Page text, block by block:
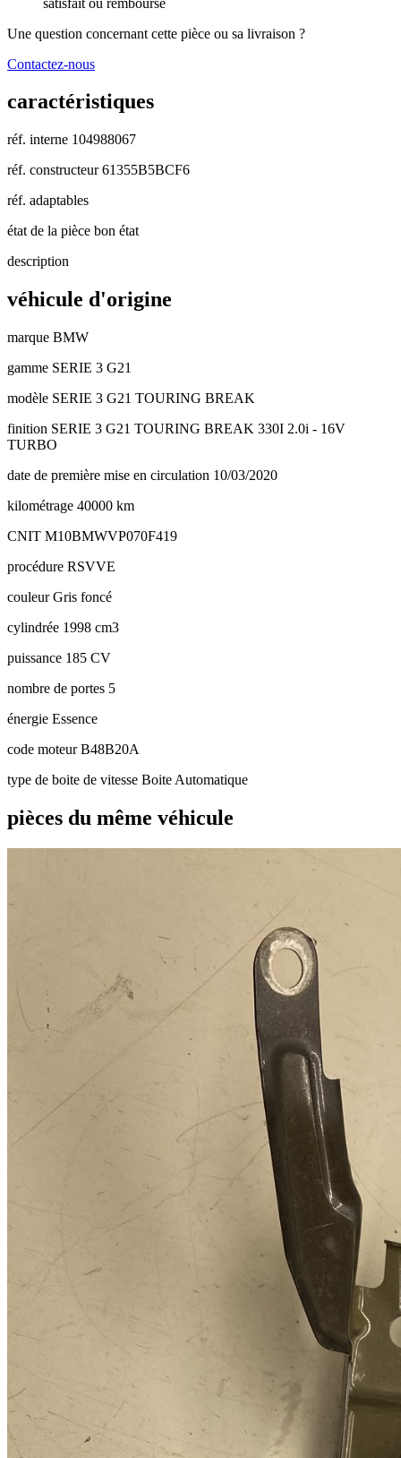
Une question concernant cette pièce ou sa livraison ?
Contactez-nous
caractéristiques
réf. interne 104988067
réf. constructeur 61355B5BCF6
réf. adaptables
état de la pièce bon état
description
véhicule d'origine
marque BMW
gamme SERIE 3 G21
modèle SERIE 3 G21 TOURING BREAK
finition SERIE 3 G21 TOURING BREAK 330I 2.0i - 16V
TURBO
date de première mise en circulation 10/03/2020
kilométrage 40000 km
CNIT M10BMWVP070F419
procédure RSVVE
couleurGris foncé
cylindrée 1998 cm3
puissance 185 CV
nombre de portes 5
énergie Essence
code moteurB48B20A
type de boite de vitesse Boite Automatique
pièces du même véhicule